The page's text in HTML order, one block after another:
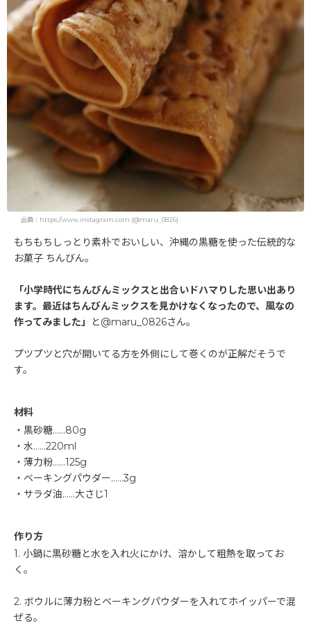
出典：https://www.instagram.com (@maru_0826)
もちもちしっとり素朴でおいしい、沖縄の黒糖を使った伝統的な
お菓子 ちんびん。
「小学時代にちんびんミックスと出合いドハマりした思い出あり
ます。最近はちんびんミックスを見かけなくなったので、風なの
作ってみました」
と@maru_0826さん。
プツプツと穴が開いてる方を外側にして巻くのが正解だそうで
す。
材料
・黒砂糖……80g
・水……220ml
・薄力粉……125g
・ベーキングパウダー……3g
・サラダ油……大さじ1
作り方
1. 小鍋に黒砂糖と水を入れ火にかけ、溶かして粗熱を取ってお
く。
2. ボウルに薄力粉とベーキングパウダーを入れてホイッパーで混
ぜる。